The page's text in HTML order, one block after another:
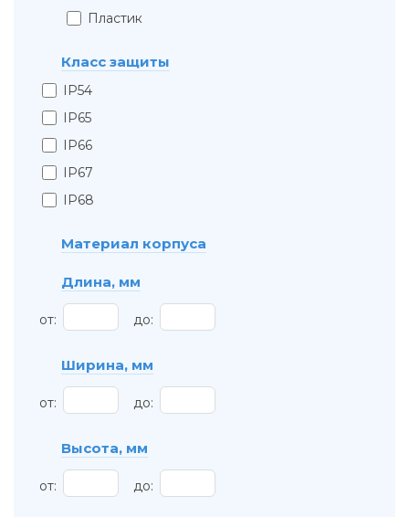
Пластик
Класс защиты
IP54
IP65
IP66
IP67
IP68
Материал корпуса
Длина, мм
от: до:
Ширина, мм
от: до:
Высота, мм
от: до: